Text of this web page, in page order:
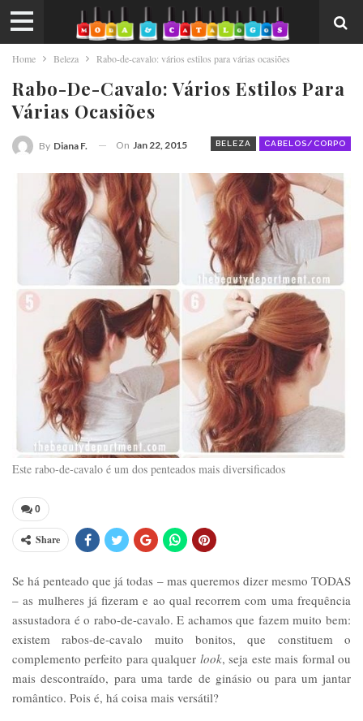
Home Beleza Rabo-de-cavalo: vários estilos para várias ocasiões
Rabo-De-Cavalo: Vários Estilos Para
Várias Ocasiões
BELEZA CABELOS/CORPO
By Diana F. On Jan 22, 2015
Este rabo-de-cavalo é um dos penteados mais diversificados
0
Share
Se há penteado que já todas – mas queremos dizer mesmo TODAS
– as mulheres já fizeram e ao qual recorrem com uma frequência
assustadora é o rabo-de-cavalo. E achamos que fazem muito bem:
existem rabos-de-cavalo muito bonitos, que constituem o
complemento perfeito para qualquer look, seja este mais formal ou
mais descontraído, para uma tarde de ginásio ou para um jantar
romântico. Pois é, há coisa mais versátil?